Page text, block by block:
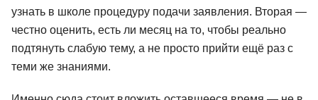
узнать в школе процедуру подачи заявления. Вторая —
честно оценить, есть ли месяц на то, чтобы реально
подтянуть слабую тему, а не просто прийти ещё раз с
теми же знаниями.